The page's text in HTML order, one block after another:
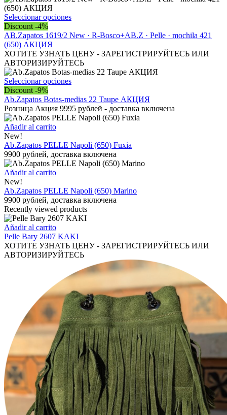
Seleccionar opcionesEste
tiene
variantes.
Las
opciones
se
elegir
en
la
producto
Discount -4%
AB.Zapatos 1619/2 New · R-Bosco+AB.Z · Pelle · mochila 421
(650) АКЦИЯ
ХОТИТЕ УЗНАТЬ ЦЕНУ - ЗАРЕГИСТРИРУЙТЕСЬ ИЛИ
АВТОРИЗИРУЙТЕСЬ
Seleccionar opcionesEste
tiene
múltiples
variantes.
se
pueden
elegir
página
de
producto
Discount -9%
Ab.Zapatos Botas-medias 22 Taupe АКЦИЯ
Розница Акция 9995 рублей - доставка включена
Añadir al carrito
New!
Ab.Zapatos PELLE Napoli (650) Fuxia
9900 рублей, доставка включена
Añadir al carrito
New!
Ab.Zapatos PELLE Napoli (650) Marino
9900 рублей, доставка включена
Recently viewed products
Añadir al carrito
Pelle Bary 2607 KAKI
ХОТИТЕ УЗНАТЬ ЦЕНУ - ЗАРЕГИСТРИРУЙТЕСЬ ИЛИ
АВТОРИЗИРУЙТЕСЬ